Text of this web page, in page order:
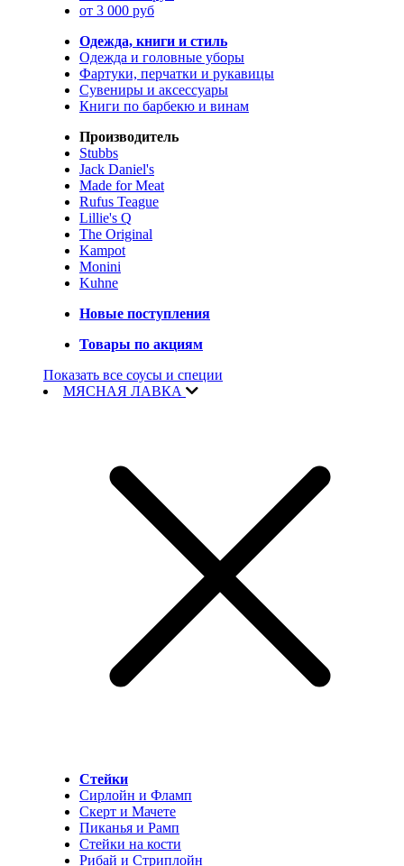
от 3 000 руб
Одежда, книги и стиль
Одежда и головные уборы
Фартуки, перчатки и рукавицы
Сувениры и аксессуары
Книги по барбекю и винам
Производитель
Stubbs
Jack Daniel's
Made for Meat
Rufus Teague
Lillie's Q
The Original
Kampot
Monini
Kuhne
Новые поступления
Товары по акциям
Показать все соусы и специи
МЯСНАЯ ЛАВКА
Стейки
Сирлойн и Фламп
Скерт и Мачете
Пиканья и Рамп
Стейки на кости
Рибай и Стриплойн